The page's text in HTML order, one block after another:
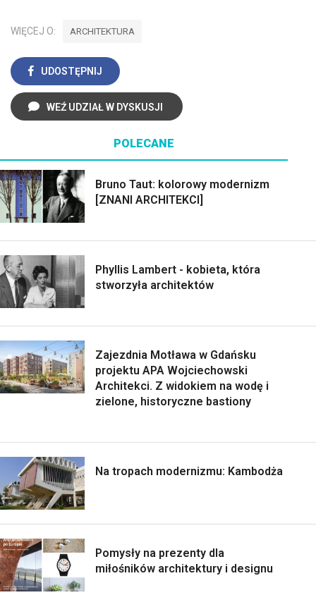
WIĘCEJ O: ARCHITEKTURA
UDOSTĘPNIJ
WEŹ UDZIAŁ W DYSKUSJI
POLECANE
Bruno Taut: kolorowy modernizm
[ZNANI ARCHITEKCI]
Phyllis Lambert - kobieta, która
stworzyła architektów
Zajezdnia Motława w Gdańsku
projektu APA Wojciechowski
Architekci. Z widokiem na wodę i
zielone, historyczne bastiony
Na tropach modernizmu: Kambodża
Pomysły na prezenty dla
miłośników architektury i designu